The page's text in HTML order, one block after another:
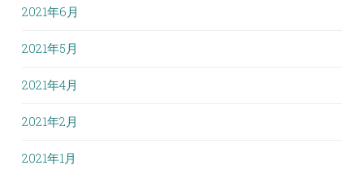
2021年6月
2021年5月
2021年4月
2021年2月
2021年1月